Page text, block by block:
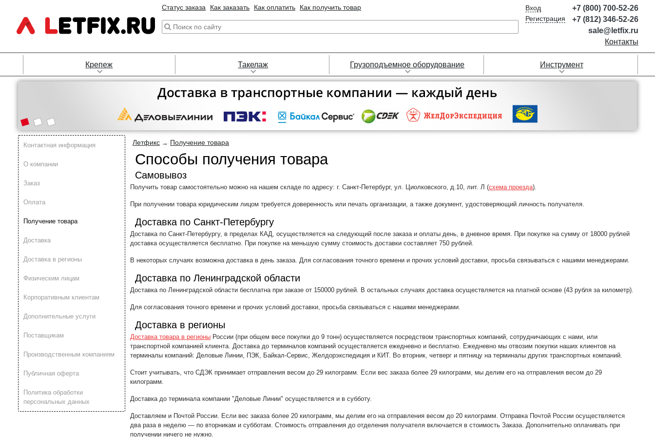
Статус заказа Как заказать Как оплатить Как получить товар
Вход
Регистрация
+7 (800) 700-52-26
+7 (812) 346-52-26
sale@letfix.ru
Контакты
Крепеж Такелаж Грузоподъемное оборудование Инструмент
Контактная информация
О компании
Заказ
Оплата
Получение товара
Доставка
Доставка в регионы
Физическим лицам
Корпоративным клиентам
Дополнительные услуги
Поставщикам
Производственным компаниям
Публичная оферта
Политика обработки
персональных данных
Летфикс → Получение товара
Способы получения товара
Самовывоз
Получить товар самостоятельно можно на нашем складе по адресу: г. Санкт-Петербург, ул. Циолковского, д.10, лит. Л (схема проезда).
При получении товара юридическим лицом требуется доверенность или печать организации, а также документ, удостоверяющий личность получателя.
Доставка по Санкт-Петербургу
Доставка по Санкт-Петербургу, в пределах КАД, осуществляется на следующий после заказа и оплаты день, в дневное время. При покупке на сумму от 18000 рублей
доставка осуществляется бесплатно. При покупке на меньшую сумму стоимость доставки составляет 750 рублей.
В некоторых случаях возможна доставка в день заказа. Для согласования точного времени и прочих условий доставки, просьба связываться с нашими менеджерами.
Доставка по Ленинградской области
Доставка по Ленинградской области бесплатна при заказе от 150000 рублей. В остальных случаях доставка осуществляется на платной основе (43 рубля за километр).
Для согласования точного времени и прочих условий доставки, просьба связываться с нашими менеджерами.
Доставка в регионы
Доставка товара в регионы России (при общем весе покупки до 9 тонн) осуществляется посредством транспортных компаний, сотрудничающих с нами, или
транспортной компанией клиента. Доставка до терминалов компаний осуществляется ежедневно и бесплатно. Ежедневно мы отвозим покупки наших клиентов на
терминалы компаний: Деловые Линии, ПЭК, Байкал-Сервис, Желдорэкспедиция и КИТ. Во вторник, четверг и пятницу на терминалы других транспортных компаний.
Стоит учитывать, что СДЭК принимает отправления весом до 29 килограмм. Если вес заказа более 29 килограмм, мы делим его на отправления весом до 29
килограмм.
Доставка до терминала компании "Деловые Линии" осуществляется и в субботу.
Доставляем и Почтой России. Если вес заказа более 20 килограмм, мы делим его на отправления весом до 20 килограмм. Отправка Почтой России осуществляется
два раза в неделю — по вторникам и субботам. Стоимость отправления до отделения получателя включается в стоимость Заказа. Дополнительно оплачивать при
получении ничего не нужно.